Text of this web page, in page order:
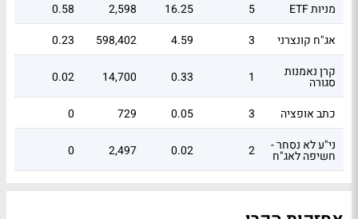
מניות ETF 5
16.25
2,598
0.58
אג"ח קונצרני
3
4.59
598,402
0.23
קרן נאמנות
סגורה 1
0.33
14,700
0.02
כתב אופציה 3
0.05
729
0
ני"ע לא נסחר -
חשיפה לאג"ח 2
0.02
2,497
0